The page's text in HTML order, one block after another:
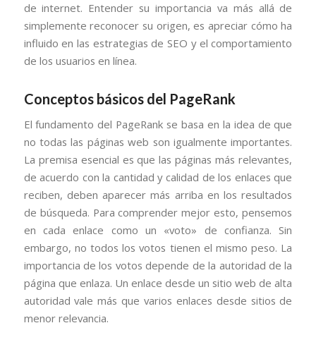
de internet. Entender su importancia va más allá de
simplemente reconocer su origen, es apreciar cómo ha
influido en las estrategias de SEO y el comportamiento
de los usuarios en línea.
Conceptos básicos del PageRank
El fundamento del PageRank se basa en la idea de que
no todas las páginas web son igualmente importantes.
La premisa esencial es que las páginas más relevantes,
de acuerdo con la cantidad y calidad de los enlaces que
reciben, deben aparecer más arriba en los resultados
de búsqueda. Para comprender mejor esto, pensemos
en cada enlace como un «voto» de confianza. Sin
embargo, no todos los votos tienen el mismo peso. La
importancia de los votos depende de la autoridad de la
página que enlaza. Un enlace desde un sitio web de alta
autoridad vale más que varios enlaces desde sitios de
menor relevancia.